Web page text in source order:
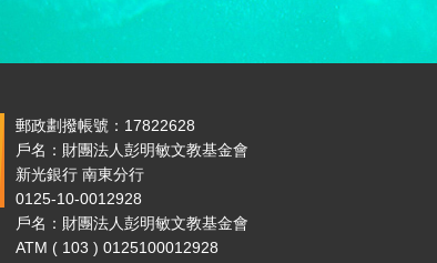
郵政劃撥帳號：17822628
戶名：財團法人彭明敏文教基金會
新光銀行 南東分行
0125-10-0012928
戶名：財團法人彭明敏文教基金會
ATM ( 103 ) 0125100012928